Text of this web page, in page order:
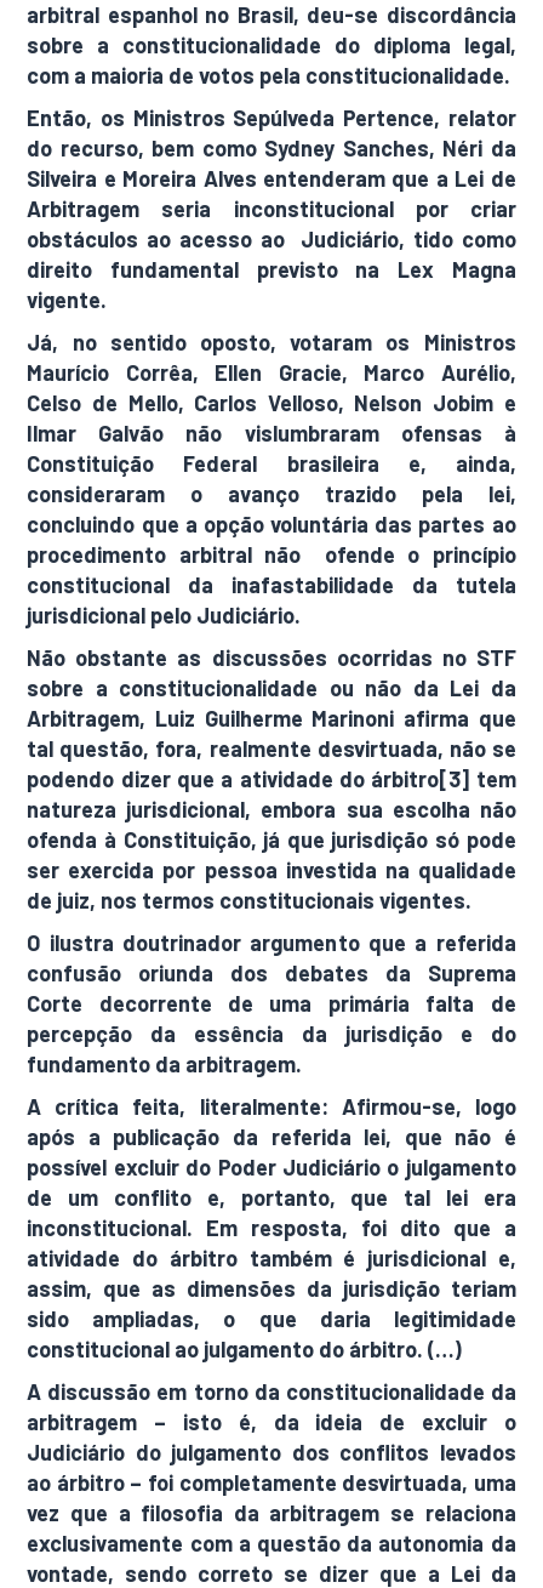
arbitral espanhol no Brasil, deu-se discordância
sobre a constitucionalidade do diploma legal,
com a maioria de votos pela constitucionalidade.
Então, os Ministros Sepúlveda Pertence, relator
do recurso, bem como Sydney Sanches, Néri da
Silveira e Moreira Alves entenderam que a Lei de
Arbitragem seria inconstitucional por criar
obstáculos ao acesso ao Judiciário, tido como
direito fundamental previsto na Lex Magna
vigente.
Já, no sentido oposto, votaram os Ministros
Maurício Corrêa, Ellen Gracie, Marco Aurélio,
Celso de Mello, Carlos Velloso, Nelson Jobim e
Ilmar Galvão não vislumbraram ofensas à
Constituição Federal brasileira e, ainda,
consideraram o avanço trazido pela lei,
concluindo que a opção voluntária das partes ao
procedimento arbitral não ofende o princípio
constitucional da inafastabilidade da tutela
jurisdicional pelo Judiciário.
Não obstante as discussões ocorridas no STF
sobre a constitucionalidade ou não da Lei da
Arbitragem, Luiz Guilherme Marinoni afirma que
tal questão, fora, realmente desvirtuada, não se
podendo dizer que a atividade do árbitro[3] tem
natureza jurisdicional, embora sua escolha não
ofenda à Constituição, já que jurisdição só pode
ser exercida por pessoa investida na qualidade
de juiz, nos termos constitucionais vigentes.
O ilustra doutrinador argumento que a referida
confusão oriunda dos debates da Suprema
Corte decorrente de uma primária falta de
percepção da essência da jurisdição e do
fundamento da arbitragem.
A crítica feita, literalmente: Afirmou-se, logo
após a publicação da referida lei, que não é
possível excluir do Poder Judiciário o julgamento
de um conflito e, portanto, que tal lei era
inconstitucional. Em resposta, foi dito que a
atividade do árbitro também é jurisdicional e,
assim, que as dimensões da jurisdição teriam
sido ampliadas, o que daria legitimidade
constitucional ao julgamento do árbitro. (…)
A discussão em torno da constitucionalidade da
arbitragem – isto é, da ideia de excluir o
Judiciário do julgamento dos conflitos levados
ao árbitro – foi completamente desvirtuada, uma
vez que a filosofia da arbitragem se relaciona
exclusivamente com a questão da autonomia da
vontade, sendo correto se dizer que a Lei da